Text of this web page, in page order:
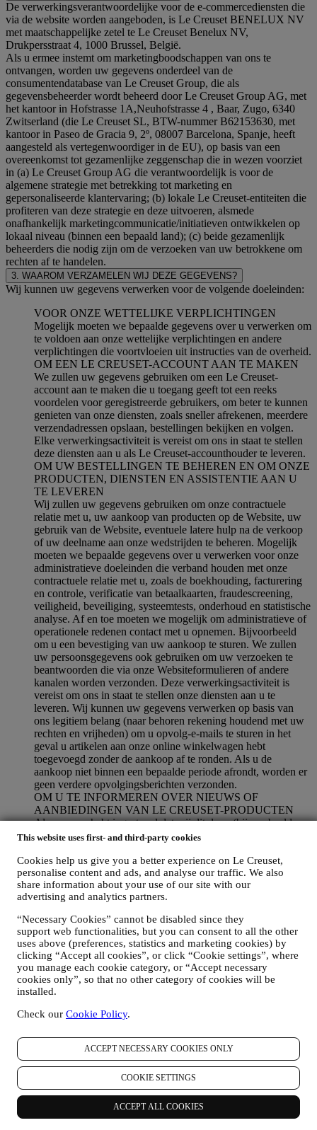
This website uses first- and third-party cookies
Cookies help us give you a better experience on Le Creuset,
personalise content and ads, and analyse our traffic. We also
share information about your use of our site with our
advertising and analytics partners.
“Necessary Cookies” cannot be disabled since they
support web functionalities, but you can consent to all the other
uses above (preferences, statistics and marketing cookies) by
clicking “Accept all cookies”, or click “Cookie settings”, where
you manage each cookie category, or “Accept necessary
cookies only”, so that no other category of cookies will be
installed.
Check our Cookie Policy.
ACCEPT NECESSARY COOKIES ONLY
COOKIE SETTINGS
ACCEPT ALL COOKIES
De verwerkingsverantwoordelijke voor de e-commercediensten die
via de website worden aangeboden, is Le Creuset BENELUX NV
met maatschappelijke zetel te Le Creuset Benelux NV,
Drukpersstraat 4, 1000 Brussel, België.
Als u ermee instemt om marketingboodschappen van ons te
ontvangen, worden uw gegevens onderdeel van de
consumentendatabase van Le Creuset Group, die als
gegevensbeheerder wordt beheerd door Le Creuset Group AG, met
het kantoor in Hofstrasse 1A,Neuhofstrasse 4 , Baar, Zugo, 6340
Zwitserland (die Le Creuset SL, BTW-nummer B62153630, met
kantoor in Paseo de Gracia 9, 2º, 08007 Barcelona, Spanje, heeft
aangesteld als vertegenwoordiger in de EU), op basis van een
overeenkomst tot gezamenlijke zeggenschap die in wezen voorziet
in (a) Le Creuset Group AG die verantwoordelijk is voor de
algemene strategie met betrekking tot marketing en
gepersonaliseerde klantervaring; (b) lokale Le Creuset-entiteiten die
profiteren van deze strategie en deze uitvoeren, alsmede
onafhankelijk marketingcommunicatie/initiatieven ontwikkelen op
lokaal niveau (binnen een bepaald land); (c) beide gezamenlijk
beheerders die nodig zijn om de verzoeken van uw betrokkene om
rechten af te handelen.
3. WAAROM VERZAMELEN WIJ DEZE GEGEVENS?
Wij kunnen uw gegevens verwerken voor de volgende doeleinden:
VOOR ONZE WETTELIJKE VERPLICHTINGEN
Mogelijk moeten we bepaalde gegevens over u verwerken om
te voldoen aan onze wettelijke verplichtingen en andere
verplichtingen die voortvloeien uit instructies van de overheid.
OM EEN LE CREUSET-ACCOUNT AAN TE MAKEN
We zullen uw gegevens gebruiken om een Le Creuset-
account aan te maken die u toegang geeft tot een reeks
voordelen voor geregistreerde gebruikers, om beter te kunnen
genieten van onze diensten, zoals sneller afrekenen, meerdere
verzendadressen opslaan, bestellingen bekijken en volgen.
Elke verwerkingsactiviteit is vereist om ons in staat te stellen
deze diensten aan u als Le Creuset-accounthouder te leveren.
OM UW BESTELLINGEN TE BEHEREN EN OM ONZE
PRODUCTEN, DIENSTEN EN ASSISTENTIE AAN U
TE LEVEREN
Wij zullen uw gegevens gebruiken om onze contractuele
relatie met u, uw aankoop van producten op de Website, uw
gebruik van de Website, eventuele latere hulp na de verkoop
of uw deelname aan onze wedstrijden te beheren. Mogelijk
moeten we bepaalde gegevens over u verwerken voor onze
administratieve doeleinden die verband houden met onze
contractuele relatie met u, zoals de boekhouding, facturering
en controle, verificatie van betaalkaarten, fraudescreening,
veiligheid, beveiliging, systeemtests, onderhoud en statistische
analyse. Af en toe moeten we mogelijk om administratieve of
operationele redenen contact met u opnemen. Bijvoorbeeld
om u een bevestiging van uw aankoop te sturen. We zullen
uw persoonsgegevens ook gebruiken om uw verzoeken te
beantwoorden die via onze Websiteformulieren of andere
kanalen worden verzonden. Deze verwerkingsactiviteit is
vereist om ons in staat te stellen onze diensten aan u te
leveren. Wij kunnen uw gegevens verwerken op basis van
ons legitiem belang (naar behoren rekening houdend met uw
rechten en vrijheden) om u opvolg-e-mails te sturen in het
geval u artikelen aan onze online winkelwagen hebt
toegevoegd zonder de aankoop af te ronden. Als u de
aankoop niet binnen een bepaalde periode afrondt, worden er
geen verdere opvolgingsberichten verzonden.
OM U TE INFORMEREN OVER NIEUWS OF
AANBIEDINGEN VAN LE CREUSET-PRODUCTEN
Als u ermee hebt ingestemd dat wij dit doen (bijvoorbeeld
door u aan te melden voor onze nieuwsbrief wanneer u een
gepersonaliseerde marketingcommunicatie en nieuws sturen
over initiatieven met betrekking tot Le Creuset die worden
gepromoot door de dochterondernemingen van de groep, en
lokale filialen en partners, die ook afhangen van uw
of sociale media, maar ook via geautomatiseerde middelen.
Dergelijke communicatie zal betrekking hebben op Le
Creuset-producten of op nieuwe winkelopeningen, exclusieve
evenementen, wedstrijden, enquêtes, demonstraties die
worden georganiseerd door Le Creuset of speciale
aanbiedingen die u misschien leuk vindt. Deze communicatie
op basis van de gegevens die we over u hebben, zoals uw
onze producten. Wij zullen uw gegevens gebruiken om uw
interesses beter te begrijpen. Dit stelt ons in staat om onze
communicatie te personaliseren om deze relevanter en
interessanter te maken. Er zullen geen andere gevolgen zijn.
Wij verzamelen ook statistieken over het openen van e-mail
en klikgedrag met behulp van de in de sector gangbare